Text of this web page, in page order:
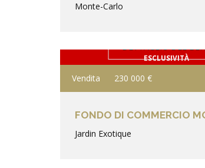
Monte-Carlo
ESCLUSIVITÀ
DETTAGLIO DEL
Vendita 230 000 €
FONDO DI COMMERCIO
Jardin Exotique